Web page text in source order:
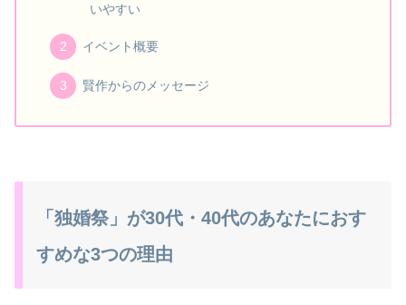
いやすい
イベント概要
賢作からのメッセージ
「独婚祭」が30代・40代のあなたにおす
すめな3つの理由